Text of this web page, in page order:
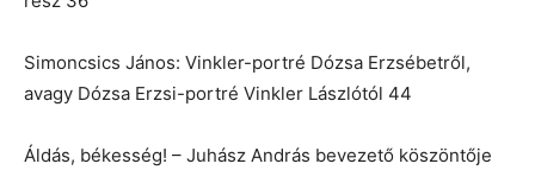
Simoncsics János: Vinkler-portré Dózsa Erzsébetről,
avagy Dózsa Erzsi-portré Vinkler Lászlótól 44
Áldás, békesség! – Juhász András bevezető köszöntője